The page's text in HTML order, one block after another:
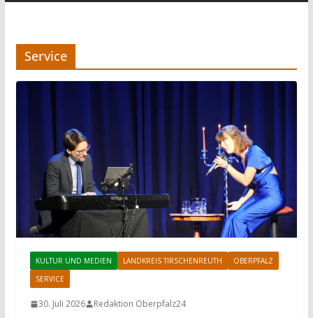
Service
KULTUR UND MEDIEN LANDKREIS TIRSCHENREUTH
OBERPFALZ
SERVICE
30. Juli 2026 Redaktion Oberpfalz24